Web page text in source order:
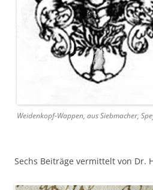
Weidenkopf-Wappen, aus Siebmacher,
Sechs Beiträge vermittelt von Dr.